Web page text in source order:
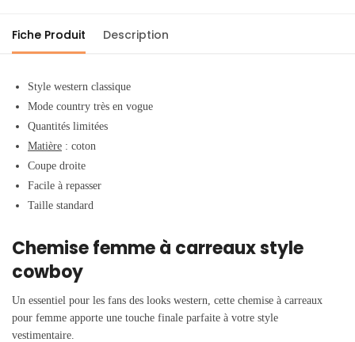
Fiche Produit Description
Style western classique
Mode country très en vogue
Quantités limitées
Matière : coton
Coupe droite
Facile à repasser
Taille standard
Chemise femme à carreaux style
cowboy
Un essentiel pour les fans des looks western, cette chemise à carreaux
pour femme apporte une touche finale parfaite à votre style
vestimentaire.